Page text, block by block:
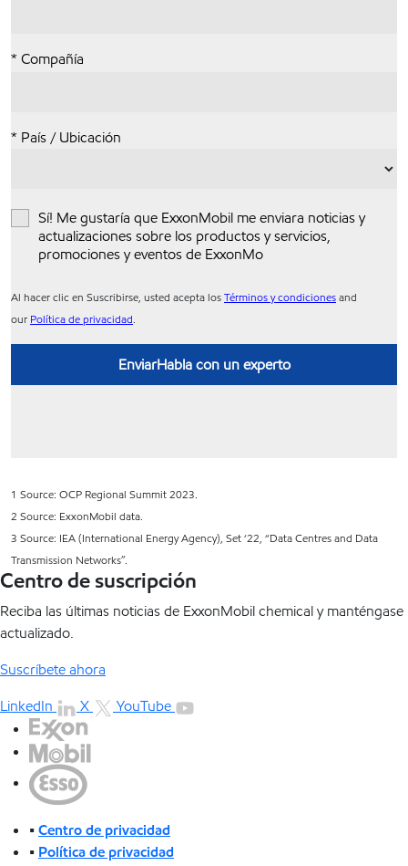
* Compañía
* País / Ubicación
Sí! Me gustaría que ExxonMobil me enviara noticias y
actualizaciones sobre los productos y servicios,
promociones y eventos de ExxonMo
Al hacer clic en Suscribirse, usted acepta losTérminos y condicionesand
our Política de privacidad.
1 Source: OCP Regional Summit 2023.
2 Source: ExxonMobil data.
3 Source: IEA (International Energy Agency), Set ‘22, “Data Centres and Data
Transmission Networks”.
Centro de suscripción
Reciba las últimas noticias de ExxonMobil chemical y manténgase
actualizado.
Suscríbete ahora
LinkedIn
X YouTube
•Centro de privacidad
• Política de privacidad